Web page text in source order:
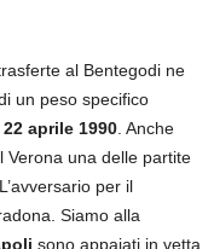
al Bentegodi ne
un peso specifico
22 aprile 1990 . Anche
Verona una delle partite
. L’avversario per il
Siamo alla
sono appaiati in vetta